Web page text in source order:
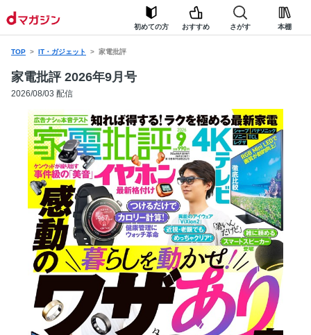
初めての方 おすすめ さがす 本棚
TOP IT・ガジェット 家電批評
家電批評 2026年9月号
2026/08/03 配信